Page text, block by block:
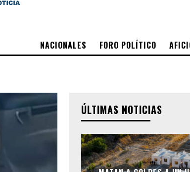
NACIONALES FORO POLÍTICO
ÚLTIMAS NOTICIAS